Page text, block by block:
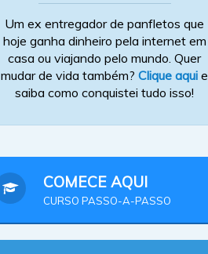
Um ex entregador de panfletos que
hoje ganha dinheiro pela internet em
casa ou viajando pelo mundo. Quer
mudar de vida também? Clique aqui e
saiba como conquistei tudo isso!
COMECE AQUI
CURSO PASSO-A-PASSO